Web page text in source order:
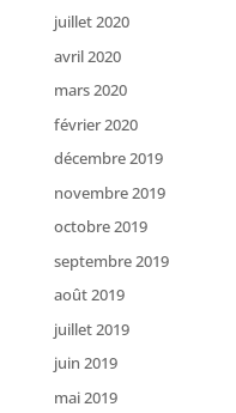
juillet 2020
avril 2020
mars 2020
février 2020
décembre 2019
novembre 2019
octobre 2019
septembre 2019
août 2019
juillet 2019
juin 2019
mai 2019